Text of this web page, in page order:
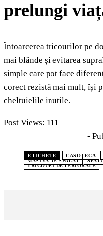
prelungi
Întoarcerea tricourilor pe
mai blânde și evitarea
simple care pot face
corect rezistă mai mult, își
cheltuielile inutile.
Post Views: 111
-
ETICHETE CASOTECA
MASINA DE SPALAT
TRICOURI DETERIORATE